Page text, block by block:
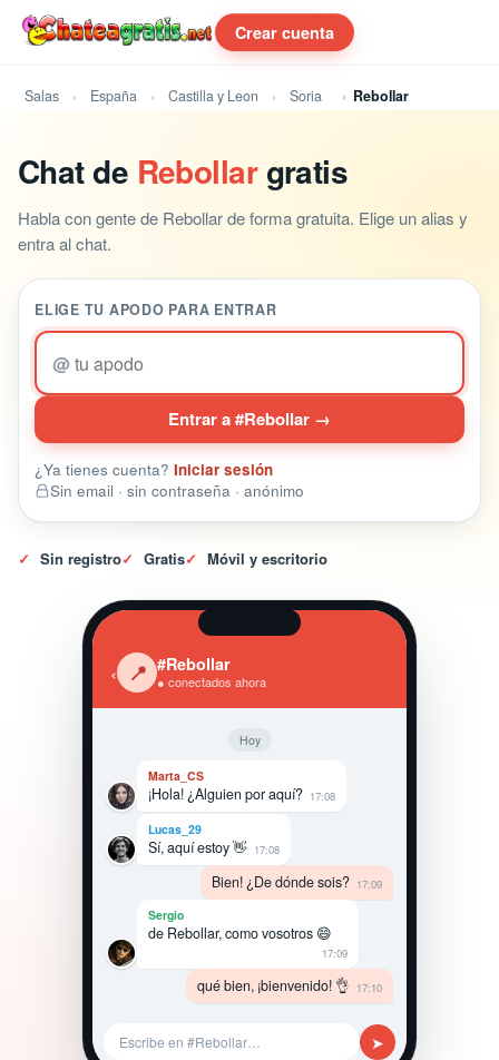
Crear cuenta
Salas España Castilla y Leon Soria Rebollar
Chat de Rebollargratis
Habla con gente de Rebollar de forma gratuita. Elige un alias y
entra al chat.
ELIGE TU APODO PARA ENTRAR
@
Entrar a #Rebollar →
¿Ya tienes cuenta? Iniciar sesión
Sin email · sin contraseña · anónimo
✓ Sin registro✓ Gratis✓ Móvil y escritorio
‹ 📍 #Rebollar
● conectados ahora
Hoy
Marta_CS
¡Hola! ¿Alguien por aquí? 17:08
Lucas_29
Sí, aquí estoy 👋 17:08
Bien! ¿De dónde sois? 17:09
Sergio
de Rebollar, como vosotros 😄
17:09
qué bien, ¡bienvenido! 👌 17:10
Escribe en #Rebollar… ➤